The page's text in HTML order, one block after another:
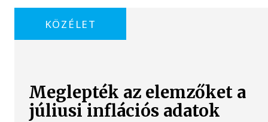
KÖZÉLET
Meglepték az elemzőket a
júliusi inflációs adatok